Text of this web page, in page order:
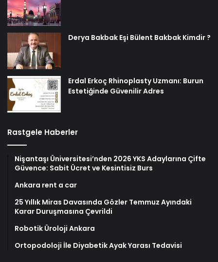
Derya Bakbak Eşi Bülent Bakbak Kimdir ?
Erdal Erkoç Rhinoplasty Uzmanı: Burun
Estetiğinde Güvenilir Adres
Rastgele Haberler
Nişantaşı Üniversitesi’nden 2026 YKS Adaylarına Çifte
Güvence: Sabit Ücret ve Kesintisiz Burs
Ankara rent a car
25 Yıllık Miras Davasında Gözler Temmuz Ayındaki
Karar Duruşmasına Çevrildi
Robotik Üroloji Ankara
Ortopodoloji İle Diyabetik Ayak Yarası Tedavisi